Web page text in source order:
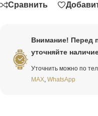
Сравнить
Внимание! Перед
уточняйте
Уточнить можно по
MAX, WhatsApp